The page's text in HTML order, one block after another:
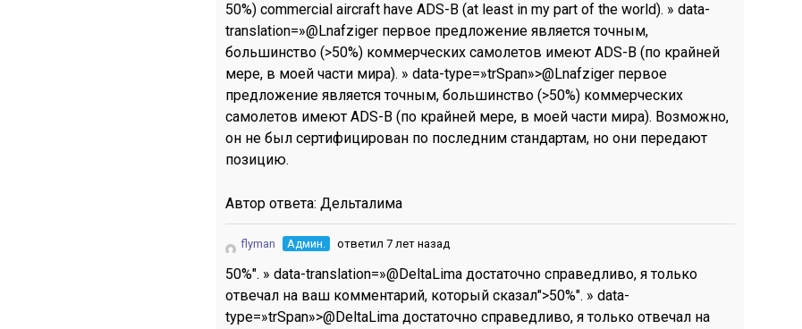
50%) commercial aircraft have ADS-B (at least in my part of the world). » data-
translation=»@Lnafziger первое предложение является точным,
большинство (>50%) коммерческих самолетов имеют ADS-B (по крайней
мере, в моей части мира). » data-type=»trSpan»>@Lnafziger первое
предложение является точным, большинство (>50%) коммерческих
самолетов имеют ADS-B (по крайней мере, в моей части мира). Возможно,
он не был сертифицирован по последним стандартам, но они передают
позицию.
Автор ответа: Дельталима
flyman Админ. ответил 7 лет назад
50%". » data-translation=»@DeltaLima достаточно справедливо, я только
отвечал на ваш комментарий, который сказал">50%". » data-
type=»trSpan»>@DeltaLima достаточно справедливо, я только отвечал на